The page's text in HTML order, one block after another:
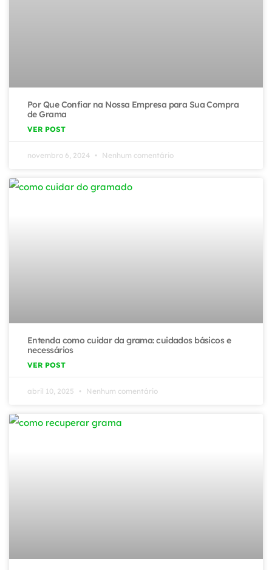
Por Que Confiar na Nossa Empresa para Sua Compra
de Grama
VER POST
novembro 6, 2024 Nenhum comentário
Entenda como cuidar da grama: cuidados básicos e
necessários
VER POST
abril 10, 2025 Nenhum comentário